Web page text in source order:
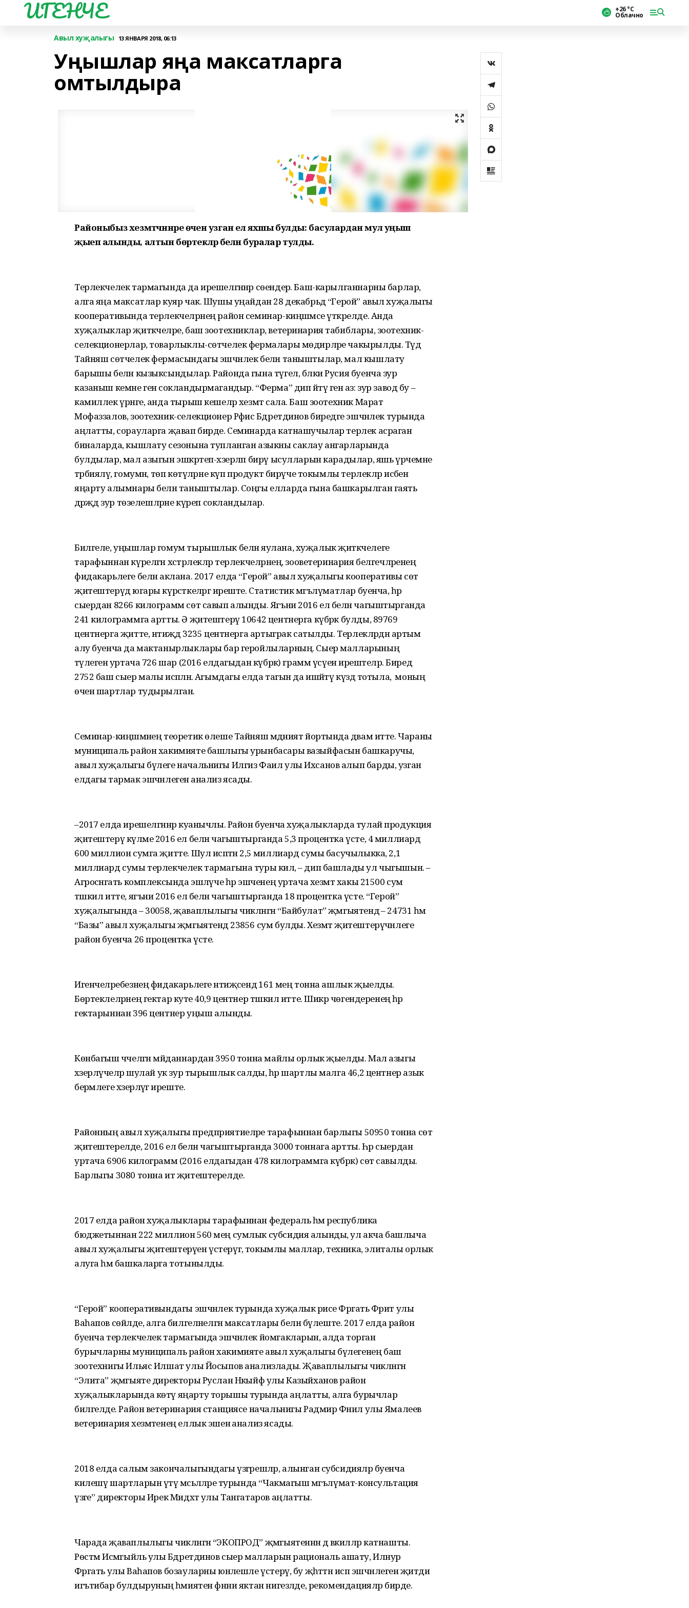
ИГЕНЧЕ +26 °С
Облачно
Авыл хуҗалыгы 13 ЯНВАРЯ 2018, 06:13
Уңышлар яңа максатларга
омтылдыра
Районыбыз хезмәтчәннәре өчен узган ел яхшы булды: басулардан мул уңыш
җыеп алынды, алтын бөртекләр белән буралар тулды.
Терлекчелек тармагында да ирешелгәннәр сөендерә. Баш-карылганнарны барлар,
алга яңа максатлар куяр чак. Шушы уңайдан 28 декабрьдә “Герой” авыл хуҗалыгы
кооперативында терлекчеләрнең район семинар-киңәшмәсе үткәрелде. Анда
хуҗалыклар җитәкчеләре, баш зоотехниклар, ветеринария табиблары, зоотехник-
селекционерлар, товарлыклы-сөтчелек фермалары мөдирләре чакырылды. Тәүдә
Тайняш сөтчелек фермасындагы эшчәнлек белән таныштылар, мал кышлату
барышы белән кызыксындылар. Районда гына түгел, бәлки Русия буенча зур
казаныш кемне генә сокландырмагандыр. “Ферма” дип әйтү генә аз: зур завод бу –
камиллек үрнәге, анда тырыш кешеләр хезмәт сала. Баш зоотехник Марат
Мофаззалов, зоотехник-селекционер Рәфис Бәдретдинов биредәге эшчәнлек турында
аңлатты, сорауларга җавап бирде. Семинарда катнашучылар терлек асраган
биналарда, кышлату сезонына тупланган азыкны саклау ангарларында
булдылар, мал азыгын эшкәртеп-хәзерләп бирү ысулларын карадылар, яшь үрчемне
тәрбияләү, гомумән, төп көтүләрне күп продукт бирүче токымлы терлекләр исәбенә
яңарту алымнары белән таныштылар. Соңгы елларда гына башкарылган гаять
дәрәҗәдә зур төзелешләрне күреп сокландылар.
Билгеле, уңышлар гомум тырышлык белән яулана, хуҗалык җитәкчелеге
тарафыннан күрелгән хәстәрлекләр терлекчеләрнең, зооветеринария белгечләренең
фидакарьлеге белән аклана. 2017 елда “Герой” авыл хуҗалыгы кооперативы сөт
җитештерүдә югары күрсәткеләргә иреште. Статистик мәгълүматлар буенча, һәр
сыердан 8266 килограмм сөт савып алынды. Ягъни 2016 ел белән чагыштырганда
241 килограммга артты. Ә җитештерү 10642 центнерга күбрәк булды, 89769
центнерга җитте, нәтиҗәдә 3235 центнерга артыграк сатылды. Терлекләрдән артым
алу буенча да мактанырлыклары бар геройлыларның. Сыер малларының
тәүлегенә уртача 726 шар (2016 елдагыдан күбрәк) грамм үсүенә ирештеләр. Биредә
2752 баш сыер малы исәпләнә. Агымдагы елда тагын да ишәйтү күздә тотыла, ә моның
өчен шартлар тудырылган.
Семинар-киңәшмәнең теоретик өлеше Тайняш мәдәният йортында дәвам итте. Чараны
муниципаль район хакимияте башлыгы урынбасары вазыйфасын башкаручы,
авыл хуҗалыгы бүлеге начальнигы Илгиз Фаил улы Ихсанов алып барды, узган
елдагы тармак эшчәнлегенә анализ ясады.
–2017 елда ирешелгәннәр куанычлы. Район буенча хуҗалыкларда тулай продукция
җитештерү күләме 2016 ел белән чагыштырганда 5,3 процентка үсте, 4 миллиард
600 миллион сумга җитте. Шул исәптән 2,5 миллиард сумы басучылыкка, 2,1
миллиард сумы терлекчелек тармагына туры килә, – дип башлады ул чыгышын. –
Агросәнәгать комплексында эшләүче һәр эшченең уртача хезмәт хакы 21500 сум
тәшкил итте, ягъни 2016 ел белән чагыштырганда 18 процентка үсте. “Герой”
хуҗалыгында – 30058, җаваплылыгы чикләнгән “Байбулат” җәмгыятендә – 24731 һәм
“Базы” авыл хуҗалыгы җәмгыятендә 23856 сум булды. Хезмәт җитештерүчәнлеге
район буенча 26 процентка үсте.
Игенчеләребезнең фидакарьлеге нәтиҗәсендә 161 мең тонна ашлык җыелды.
Бөртеклеләрнең гектар куәте 40,9 центнер тәшкил итте. Шикәр чөгендеренең һәр
гектарыннан 396 центнер уңыш алынды.
Көнбагыш чәчелгән мәйданнардан 3950 тонна майлы орлык җыелды. Мал азыгы
хәзерләүчеләр шулай ук зур тырышлык салды, һәр шартлы малга 46,2 центнер азык
берәмлеге хәзерләүгә иреште.
Районның авыл хуҗалыгы предприятиеләре тарафыннан барлыгы 50950 тонна сөт
җитештерелде, 2016 ел белән чагыштырганда 3000 тоннага артты. Һәр сыердан
уртача 6906 килограмм (2016 елдагыдан 478 килограммга күбрәк) сөт савылды.
Барлыгы 3080 тонна ит җитештерелде.
2017 елда район хуҗалыклары тарафыннан федераль һәм республика
бюджетыннан 222 миллион 560 мең сумлык субсидия алынды, ул акча башлыча
авыл хуҗалыгы җитештерүен үстерүгә, токымлы маллар, техника, элиталы орлык
алуга һәм башкаларга тотынылды.
“Герой” кооперативындагы эшчәнлек турында хуҗалык рәисе Фәргать Фәрит улы
Ваһапов сөйләде, алга билгеләнелгән максатлары белән бүлеште. 2017 елда район
буенча терлекчелек тармагында эшчәнлек йомгакларын, алда торган
бурычларны муниципаль район хакимияте авыл хуҗалыгы бүлегенең баш
зоотехнигы Ильяс Илшат улы Йосыпов анализлады. Җаваплылыгы чикләнгән
“Элита” җәмгыяте директоры Руслан Нәкыйф улы Казыйханов район
хуҗалыкларында көтү яңарту торышы турында аңлатты, алга бурычлар
билгеләде. Район ветеринария станциясе начальнигы Радмир Фәнил улы Ямалеев
ветеринария хезмәтенең еллык эшенә анализ ясады.
2018 елда салым закончалыгындагы үзгәрешләр, алынган субсидияләр буенча
килешү шартларын үтәү мәсьәләләре турында “Чакмагыш мәгълүмат-консультация
үзәге” директоры Ирек Мидхәт улы Тангатаров аңлатты.
Чарада җаваплылыгы чикләнгән “ЭКОПРОД” җәмгыятеннән дә вәкилләр катнашты.
Рөстәм Исмәгыйль улы Бәдретдинов сыер малларын рациональ ашату, Илнур
Фәргать улы Ваһапов бозауларны юнәлешле үстерү, бу җәһәттән исәп эшчәнлегенә җитди
игътибар булдыруның әһәмиятен фәнни яктан нигезләде, рекомендацияләр бирде.